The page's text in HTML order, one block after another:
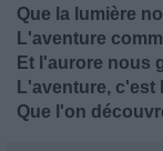
Que la lumière
L'aventure
Et l'aurore nous
L'aventure, c'est
Que l'on